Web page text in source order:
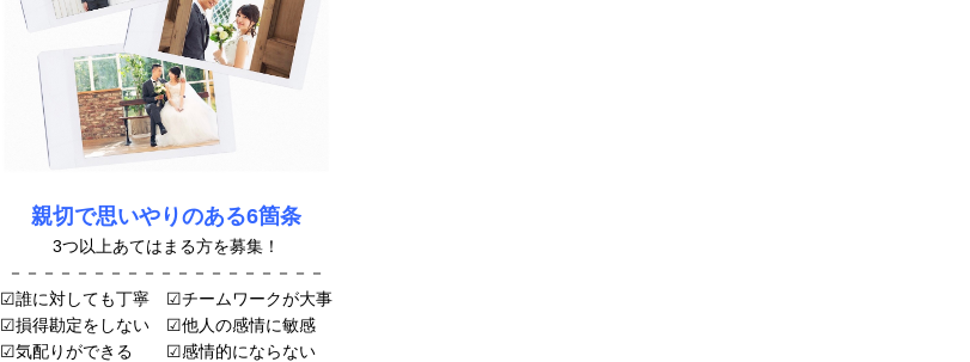
親切で思いやりのある6箇条
3つ以上あてはまる方を募集！
－－－－－－－－－－－－－－－－－－－
☑誰に対しても丁寧 ☑チームワークが大事
☑損得勘定をしない ☑他人の感情に敏感
☑気配りができる ☑感情的にならない